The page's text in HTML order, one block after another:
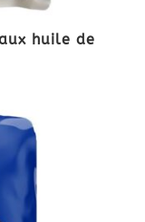
huile de